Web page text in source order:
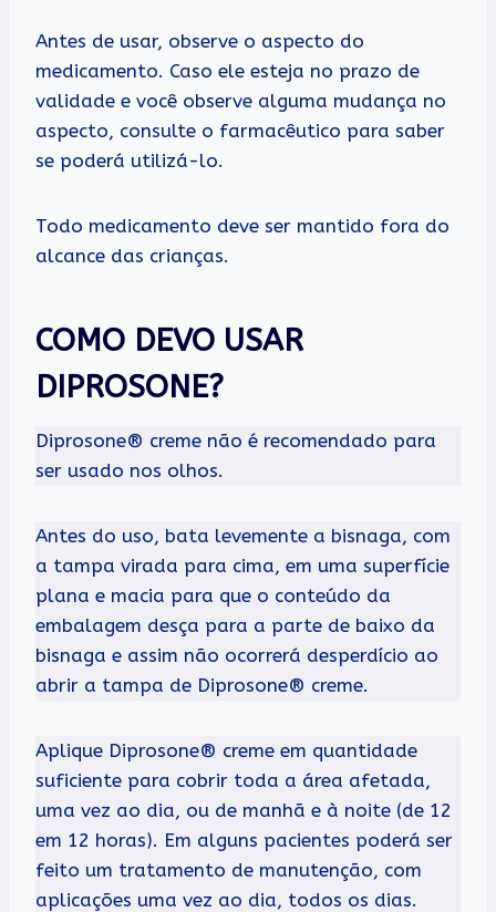
Antes de usar, observe o aspecto do
medicamento. Caso ele esteja no prazo de
validade e você observe alguma mudança no
aspecto, consulte o farmacêutico para saber
se poderá utilizá-lo.
Todo medicamento deve ser mantido fora do
alcance das crianças.
COMO DEVO USAR
DIPROSONE?
Diprosone® creme não é recomendado para
ser usado nos olhos.
Antes do uso, bata levemente a bisnaga, com
a tampa virada para cima, em uma superfície
plana e macia para que o conteúdo da
embalagem desça para a parte de baixo da
bisnaga e assim não ocorrerá desperdício ao
abrir a tampa de Diprosone® creme.
Aplique Diprosone® creme em quantidade
suficiente para cobrir toda a área afetada,
uma vez ao dia, ou de manhã e à noite (de 12
em 12 horas). Em alguns pacientes poderá ser
feito um tratamento de manutenção, com
aplicações uma vez ao dia, todos os dias.